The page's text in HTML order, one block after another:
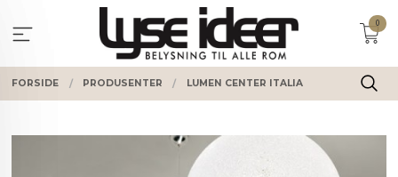
innholdet
0
FORSIDE PRODUSENTER LUMEN CENTER ITALIA